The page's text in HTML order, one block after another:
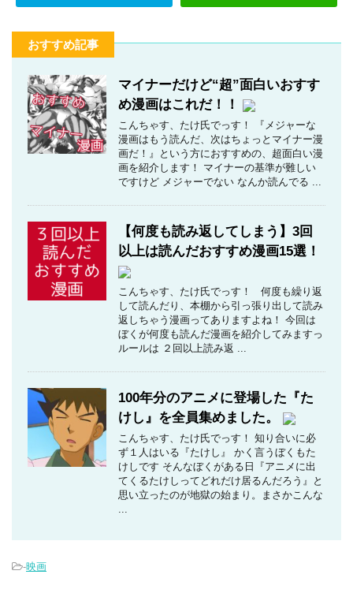
おすすめ記事
マイナーだけど“超”面白いおすす
め漫画はこれだ！！
こんちゃす、たけ氏でっす！ 『メジャーな
漫画はもう読んだ、次はちょっとマイナー漫
画だ！』という方におすすめの、超面白い漫
画を紹介します！ マイナーの基準が難しい
ですけど メジャーでない なんか読んでる ...
【何度も読み返してしまう】3回
以上は読んだおすすめ漫画15選！
こんちゃす、たけ氏でっす！ 何度も繰り返
して読んだり、本棚から引っ張り出して読み
返しちゃう漫画ってありますよね！ 今回は
ぼくが何度も読んだ漫画を紹介してみますっ
ルールは ２回以上読み返 ...
100年分のアニメに登場した『た
けし』を全員集めました。
こんちゃす、たけ氏でっす！ 知り合いに必
ず１人はいる『たけし』 かく言うぼくもた
けしです そんなぼくがある日『アニメに出
てくるたけしってどれだけ居るんだろう』と
思い立ったのが地獄の始まり。まさかこんな
...
-映画